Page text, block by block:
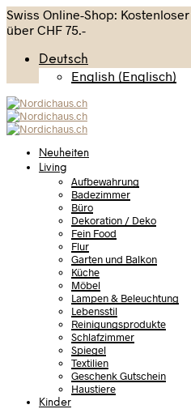
Swiss Online-Shop:
über CHF 75.-
Deutsch
English (Englisch)
Neuheiten
Living
Aufbewahrung
Badezimmer
Büro
Dekoration / Deko
Fein Food
Flur
Garten und Balkon
Küche
Möbel
Lampen & Beleuchtung
Lebensstil
Reinigungsprodukte
Schlafzimmer
Spiegel
Textilien
Geschenk Gutschein
Haustiere
Kinder